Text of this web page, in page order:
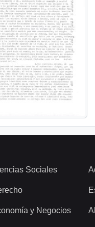
Sociales
y Negocios